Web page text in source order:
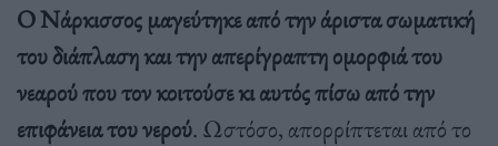
Ο Νάρκισσος μαγεύτηκε από την άριστα σωματική
του διάπλαση και την απερίγραπτη ομορφιά του
νεαρού που τον κοιτούσε κι αυτός πίσω από την
επιφάνεια του νερού. Ωστόσο, απορρίπτεται από το